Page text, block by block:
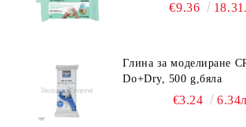
€9.36
Глина за моделиране
Do+Dry, 500 g,бяла
€3.24